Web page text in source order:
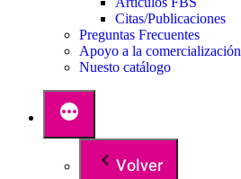
Citas/Publicaciones
Preguntas Frecuentes
Apoyo a la comercialización
Nuesto catálogo
Volver